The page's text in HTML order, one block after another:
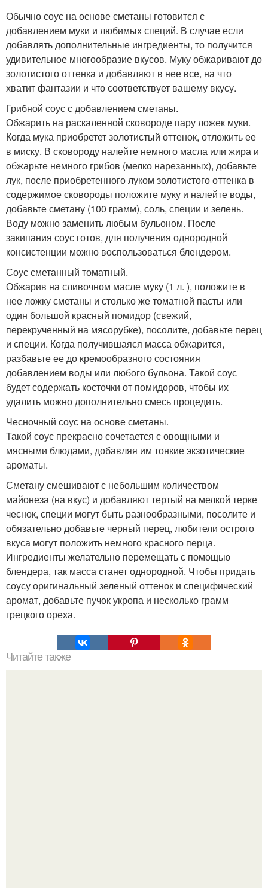
Обычно соус на основе сметаны готовится с
добавлением муки и любимых специй. В случае если
добавлять дополнительные ингредиенты, то получится
удивительное многообразие вкусов. Муку обжаривают до
золотистого оттенка и добавляют в нее все, на что
хватит фантазии и что соответствует вашему вкусу.
Грибной соус с добавлением сметаны.
Обжарить на раскаленной сковороде пару ложек муки.
Когда мука приобретет золотистый оттенок, отложить ее
в миску. В сковороду налейте немного масла или жира и
обжарьте немного грибов (мелко нарезанных), добавьте
лук, после приобретенного луком золотистого оттенка в
содержимое сковороды положите муку и налейте воды,
добавьте сметану (100 грамм), соль, специи и зелень.
Воду можно заменить любым бульоном. После
закипания соус готов, для получения однородной
консистенции можно воспользоваться блендером.
Соус сметанный томатный.
Обжарив на сливочном масле муку (1 л. ), положите в
нее ложку сметаны и столько же томатной пасты или
один большой красный помидор (свежий,
перекрученный на мясорубке), посолите, добавьте перец
и специи. Когда получившаяся масса обжарится,
разбавьте ее до кремообразного состояния
добавлением воды или любого бульона. Такой соус
будет содержать косточки от помидоров, чтобы их
удалить можно дополнительно смесь процедить.
Чесночный соус на основе сметаны.
Такой соус прекрасно сочетается с овощными и
мясными блюдами, добавляя им тонкие экзотические
ароматы.
Сметану смешивают с небольшим количеством
майонеза (на вкус) и добавляют тертый на мелкой терке
чеснок, специи могут быть разнообразными, посолите и
обязательно добавьте черный перец, любители острого
вкуса могут положить немного красного перца.
Ингредиенты желательно перемещать с помощью
блендера, так масса станет однородной. Чтобы придать
соусу оригинальный зеленый оттенок и специфический
аромат, добавьте пучок укропа и несколько грамм
грецкого ореха.
Читайте также